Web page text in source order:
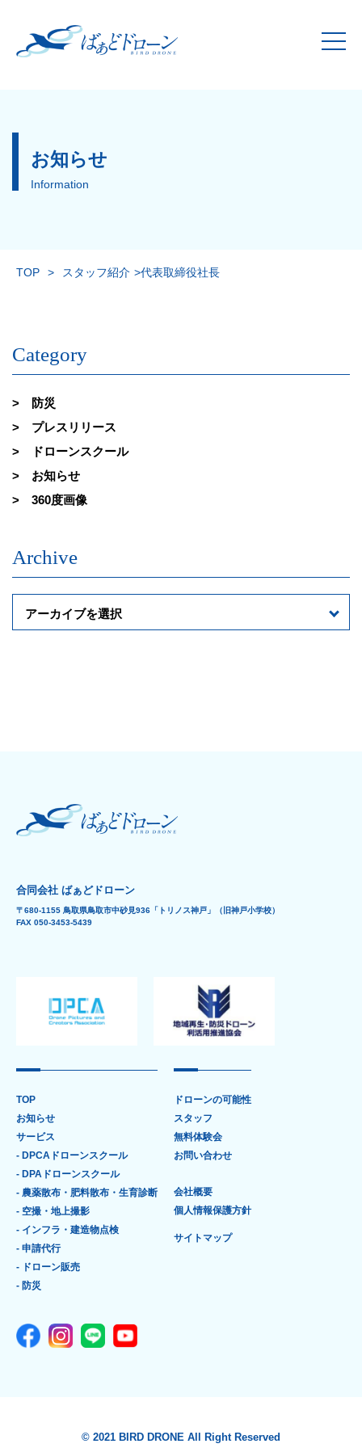
お知らせ
Information
TOP > スタッフ紹介 >代表取締役社長
Category
防災
プレスリリース
ドローンスクール
お知らせ
360度画像
Archive
アーカイブを選択
合同会社 ばぁどドローン
〒680-1155 鳥取県鳥取市中砂見936「トリノス神戸」（旧神戸小学校）
FAX 050-3453-5439
TOP
お知らせ
サービス
- DPCAドローンスクール
- DPAドローンスクール
- 農薬散布・肥料散布・生育診断
- 空撮・地上撮影
- インフラ・建造物点検
- 申請代行
- ドローン販売
- 防災
ドローンの可能性
スタッフ
無料体験会
お問い合わせ
会社概要
個人情報保護方針
サイトマップ
© 2021 BIRD DRONE All Right Reserved